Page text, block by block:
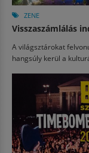
ZENE
Visszaszámlálás
A világsztárokat
hangsúly kerül a